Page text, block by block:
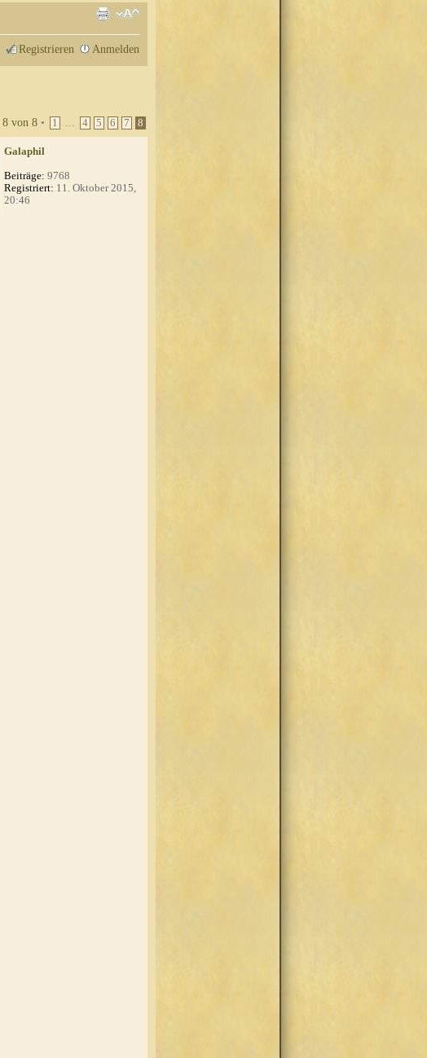
Registrieren Anmelden
8 von 8 • 1 ... 4 5 6 7 8
Galaphil
Beiträge: 9768
Registriert: 11. Oktober 2015,
20:46